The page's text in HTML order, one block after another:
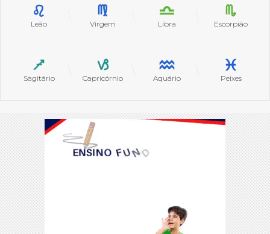
Leão Virgem Libra Escorpião
Sagitário Capricórnio Aquário Peixes